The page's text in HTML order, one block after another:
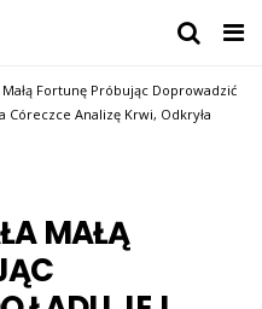
Małą Fortunę Próbując Doprowadzić
Córeczce Analizę Krwi, Odkryła
MAŁĄ